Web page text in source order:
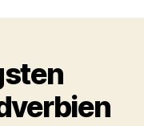
(Nützliche
Liste)